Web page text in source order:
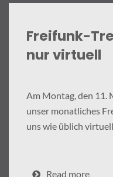
Freifunk-
nur virtuell
Am Montag, den 11.
unser monatliches
uns wie üblich
Read more